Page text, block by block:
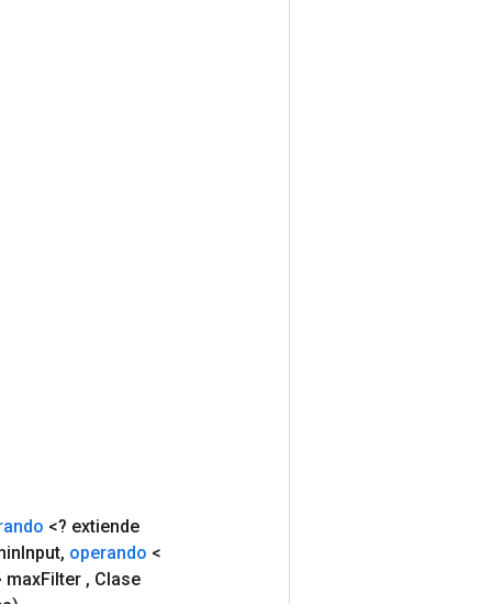
<? extiende
Input, operando <
maxFilter , Clase